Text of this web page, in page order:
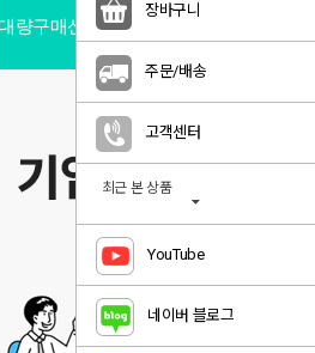
량구매신청
장바구니
주문/배송
고객센터
최근 본 상품
YouTube
네이버 블로그